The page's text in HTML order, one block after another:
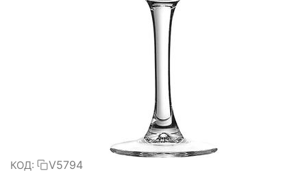
КОД: V5794